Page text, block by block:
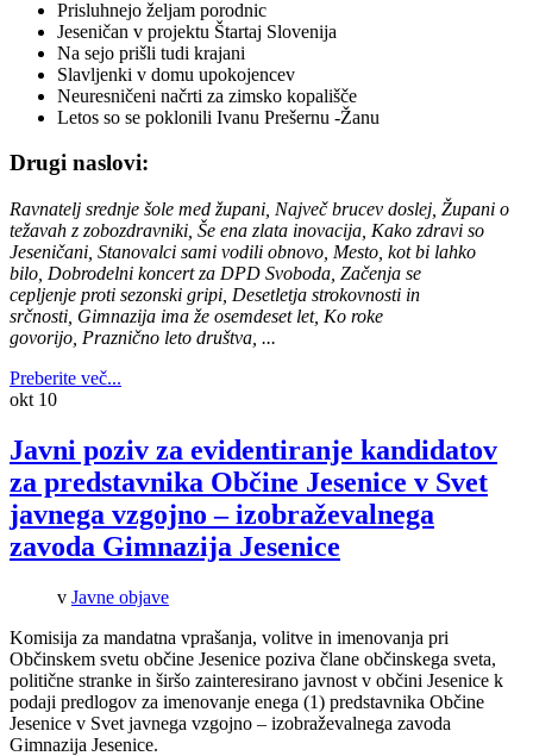
Prisluhnejo željam porodnic
Jeseničan v projektu Štartaj Slovenija
Na sejo prišli tudi krajani
Slavljenki v domu upokojencev
Neuresničeni načrti za zimsko kopališče
Letos so se poklonili Ivanu Prešernu -Žanu
Drugi naslovi:
Ravnatelj srednje šole med župani, Največ brucev doslej, Župani o
težavah z zobozdravniki, Še ena zlata inovacija, Kako zdravi so
Jeseničani, Stanovalci sami vodili obnovo, Mesto, kot bi lahko
bilo, Dobrodelni koncert za DPD Svoboda, Začenja se
cepljenje proti sezonski gripi, Desetletja strokovnosti in
srčnosti, Gimnazija ima že osemdeset let, Ko roke
govorijo, Praznično leto društva, ...
Preberite več...
okt 10
Javni poziv za evidentiranje kandidatov
za predstavnika Občine Jesenice v Svet
javnega vzgojno – izobraževalnega
zavoda Gimnazija Jesenice
v Javne objave
Komisija za mandatna vprašanja, volitve in imenovanja pri
Občinskem svetu občine Jesenice poziva člane občinskega sveta,
politične stranke in širšo zainteresirano javnost v občini Jesenice k
podaji predlogov za imenovanje enega (1) predstavnika Občine
Jesenice v Svet javnega vzgojno – izobraževalnega zavoda
Gimnazija Jesenice.